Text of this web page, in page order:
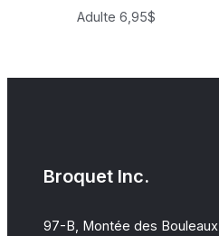
Adulte6,95$
Broquet Inc.
97-B, Montée des Bouleaux